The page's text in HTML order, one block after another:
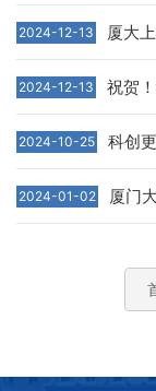
2024-12-13 厦大
2024-12-13 祝贺
2024-10-25
2024-01-02 厦门